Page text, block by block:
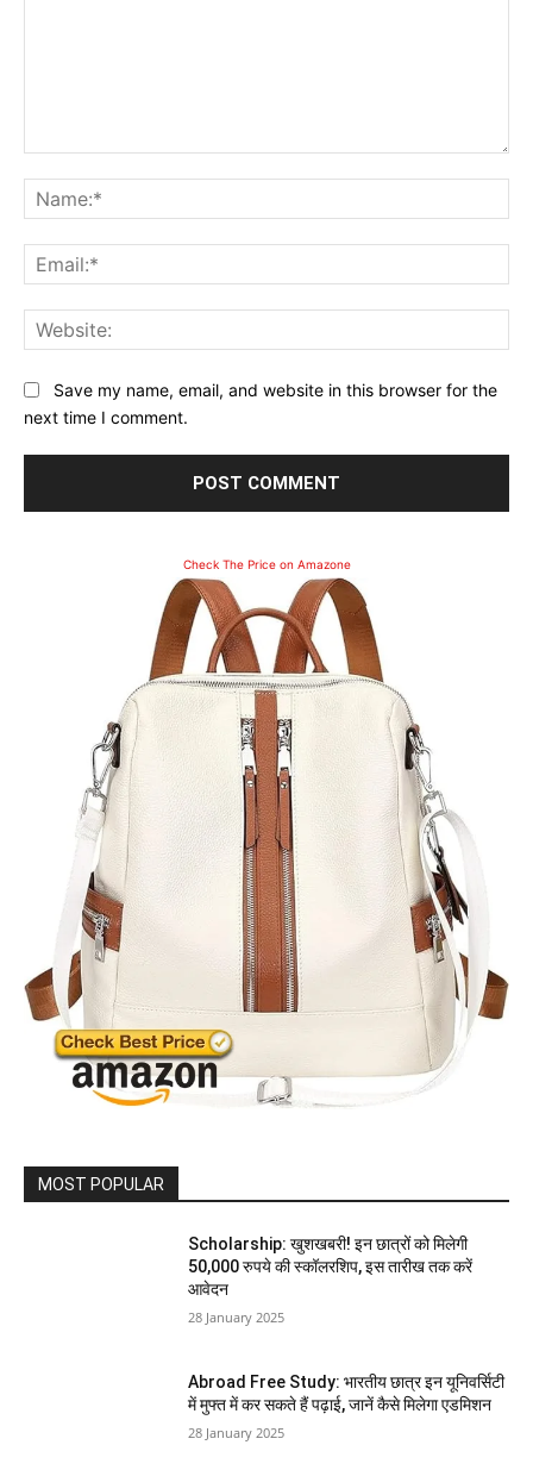
Save my name, email, and website in this browser for the
next time I comment.
Check The Price on Amazone
MOST POPULAR
Scholarship: खुशखबरी! इन छात्रों को मिलेगी
50,000 रुपये की स्कॉलरशिप, इस तारीख तक करें
आवेदन
28 January 2025
Abroad Free Study: भारतीय छात्र इन यूनिवर्सिटी
में मुफ्त में कर सकते हैं पढ़ाई, जानें कैसे मिलेगा एडमिशन
28 January 2025